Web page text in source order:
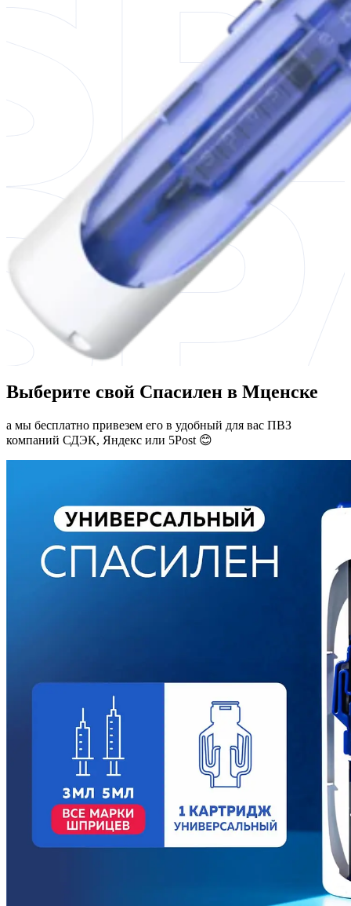
Выберите свой Спасилен в Мценске
а мы бесплатно привезем его в удобный для вас ПВЗ
компаний СДЭК, Яндекс или 5Post 😊